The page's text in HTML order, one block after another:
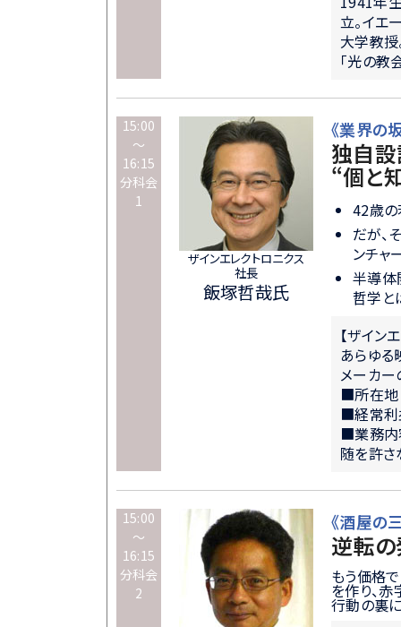
立。イエ
大学教授
「光の教
15:00
～
16:15
分科会
1
ザインエレクトロニクス
社長
飯塚哲哉氏
《業界の
独自設
“個と
42歳
だが、
ンチャ
半導体
哲学と
【ザイン
あらゆる
メーカー
■所在
■経常
■業務内
随を許
15:00
～
16:15
分科会
2
《酒屋の
逆転の
もう価格
を作り、
行動の裏